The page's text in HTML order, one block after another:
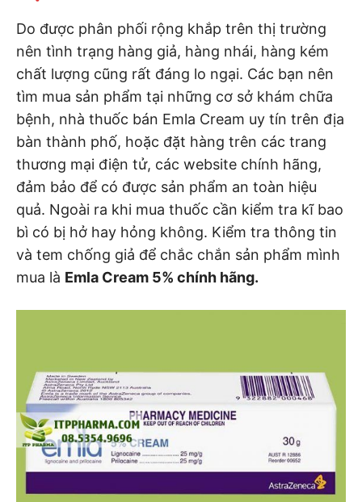
Do được phân phối rộng khắp trên thị trường
nên tình trạng hàng giả, hàng nhái, hàng kém
chất lượng cũng rất đáng lo ngại. Các bạn nên
tìm mua sản phẩm tại những cơ sở khám chữa
bệnh, nhà thuốc bán Emla Cream uy tín trên địa
bàn thành phố, hoặc đặt hàng trên các trang
thương mại điện tử, các website chính hãng,
đảm bảo để có được sản phẩm an toàn hiệu
quả. Ngoài ra khi mua thuốc cần kiểm tra kĩ bao
bì có bị hở hay hỏng không. Kiểm tra thông tin
và tem chống giả để chắc chắn sản phẩm mình
mua là Emla Cream 5% chính hãng.